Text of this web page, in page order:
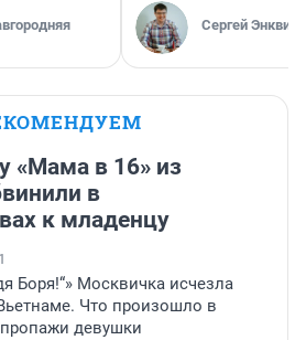
Сергей Энквист
«Мама в 16» из
в
к младенцу
Боря!“» Москвичка исчезла
Что произошло в
девушки